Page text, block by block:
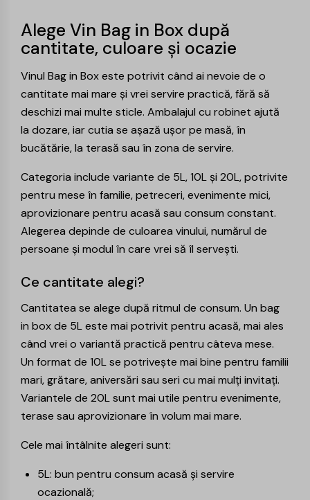
Alege Vin Bag in Box după
cantitate, culoare și ocazie
Vinul Bag in Box este potrivit când ai nevoie de o
cantitate mai mare și vrei servire practică, fără să
deschizi mai multe sticle. Ambalajul cu robinet ajută
la dozare, iar cutia se așază ușor pe masă, în
bucătărie, la terasă sau în zona de servire.
Categoria include variante de 5L, 10L și 20L, potrivite
pentru mese în familie, petreceri, evenimente mici,
aprovizionare pentru acasă sau consum constant.
Alegerea depinde de culoarea vinului, numărul de
persoane și modul în care vrei să îl servești.
Ce cantitate alegi?
Cantitatea se alege după ritmul de consum. Un bag
in box de 5L este mai potrivit pentru acasă, mai ales
când vrei o variantă practică pentru câteva mese.
Un format de 10L se potrivește mai bine pentru familii
mari, grătare, aniversări sau seri cu mai mulți invitați.
Variantele de 20L sunt mai utile pentru evenimente,
terase sau aprovizionare în volum mai mare.
Cele mai întâlnite alegeri sunt:
5L: bun pentru consum acasă și servire
ocazională;